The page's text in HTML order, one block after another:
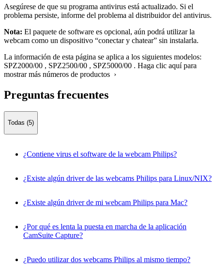
Asegúrese de que su programa antivirus está actualizado. Si el
problema persiste, informe del problema al distribuidor del antivirus.
Nota: El paquete de software es opcional, aún podrá utilizar la
webcam como un dispositivo “conectar y chatear” sin instalarla.
La información de esta página se aplica a los siguientes modelos:
SPZ2000/00 , SPZ2500/00 , SPZ5000/00 . Haga clic aquí para
mostrar más números de productos ›
Preguntas frecuentes
Todas (5)
¿Contiene virus el software de la webcam Philips?
¿Existe algún driver de las webcams Philips para Linux/NIX?
¿Existe algún driver de mi webcam Philips para Mac?
¿Por qué es lenta la puesta en marcha de la aplicación
CamSuite Capture?
¿Puedo utilizar dos webcams Philips al mismo tiempo?